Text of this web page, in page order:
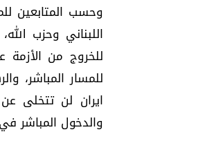
وحسب المتابعين
اللبناني وحزب
للخروج من
للمسار المباشر،
ايران لن تتخلى
والدخول المباشر